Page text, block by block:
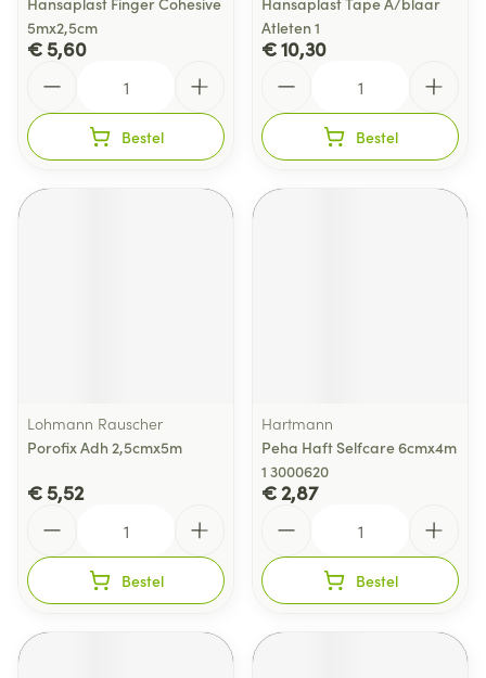
5mx2,5cm
€ 5,60
Bestel
Atleten 1
€ 10,30
Bestel
Lohmann Rauscher
Porofix Adh 2,5cmx5m
€ 5,52
Bestel
Hartmann
Peha Haft Selfcare 6cmx4m
1 3000620
€ 2,87
Bestel